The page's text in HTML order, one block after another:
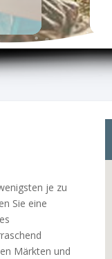
je zu
Sie eine
Märkten und